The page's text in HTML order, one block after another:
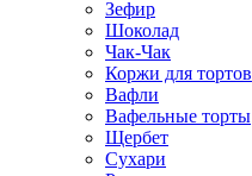
Зефир
Шоколад
Чак-Чак
Коржи для тортов
Вафли
Вафельные торты
Щербет
Сухари